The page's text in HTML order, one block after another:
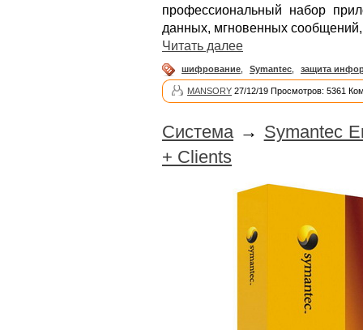
профессиональный набор
данных, мгновенных
Читать далее
шифрование Symantec защита
MANSORY 27/12/19 Просмотров: 5361
Система → Symantec
+ Clients